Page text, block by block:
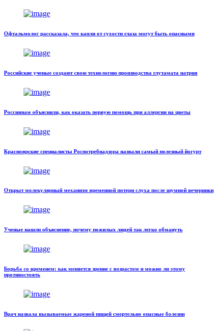
Офтальмолог рассказала, что капли от сухости глаза могут быть опасными
Российские ученые создают свою технологию производства глутамата натрия
Россиянам объяснили, как оказать первую помощь при аллергии на цветы
Красноярские специалисты Роспотребнадзора назвали самый полезный йогурт
Открыт молекулярный механизм временной потери слуха после шумной вечеринки
Ученые нашли объяснение, почему пожилых людей так легко обмануть
Борьба со временем: как меняется зрение с возрастом и можно ли этому
противостоять
Врач назвала вызываемые жареной пищей смертельно опасные болезни